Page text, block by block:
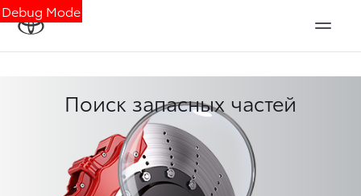
Debug Mode
Поиск запасных частей